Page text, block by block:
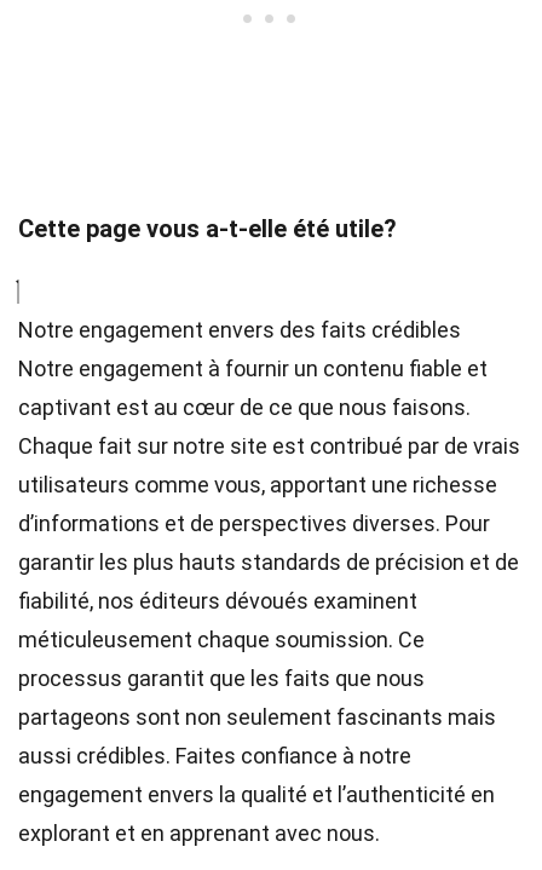
Cette page vous a-t-elle été utile?
Notre engagement envers des faits crédibles
Notre engagement à fournir un contenu fiable et
captivant est au cœur de ce que nous faisons.
Chaque fait sur notre site est contribué par de vrais
utilisateurs comme vous, apportant une richesse
d’informations et de perspectives diverses. Pour
garantir les plus hauts standards de précision et de
fiabilité, nos éditeurs dévoués examinent
méticuleusement chaque soumission. Ce
processus garantit que les faits que nous
partageons sont non seulement fascinants mais
aussi crédibles. Faites confiance à notre
engagement envers la qualité et l’authenticité en
explorant et en apprenant avec nous.